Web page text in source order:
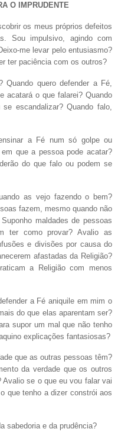
O IMPRUDENTE
os meus próprios defeitos
Sou impulsivo, agindo com
me levar pelo entusiasmo?
ter paciência com os outros?
Quando quero defender a Fé,
acatará o que falarei? Quando
escandalizar? Quando falo,
a Fé num só golpe ou
que a pessoa pode acatar?
do que falo ou podem se
as vejo fazendo o bem?
fazem, mesmo quando não
maldades de pessoas
ter como provar? Avalio as
e divisões por causa do
afastadas da Religião?
a Religião com menos
a Fé aniquile em mim o
do que elas aparentam ser?
supor um mal que não tenho
explicações fantasiosas?
que as outras pessoas têm?
da verdade que os outros
se o que eu vou falar vai
que tenho a dizer constrói aos
sabedoria e da prudência?